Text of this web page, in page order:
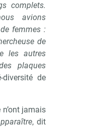
complets.
avions
femmes :
de
les autres
plaques
de
jamais
, dit